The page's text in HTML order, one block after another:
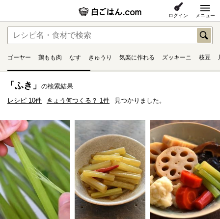
ログイン メニュー
ゴーヤー 鶏もも肉 なす きゅうり 気楽に作れる ズッキーニ 枝豆
「ふき」
の検索結果
レシピ 10件
きょう何つくる？ 1件 見つかりました。